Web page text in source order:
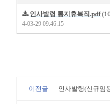
인사발령 통지휴복직.pdf
4-03-29 09:46:15
이전글 인사발령(신규임